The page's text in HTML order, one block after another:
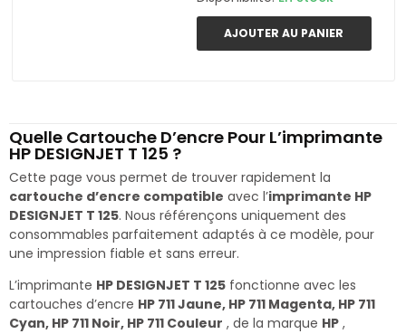
AJOUTER AU PANIER
Quelle Cartouche D’encre Pour L’imprimante
HP DESIGNJET T 125 ?
Cette page vous permet de trouver rapidement la
cartouche d’encre compatible avec l’imprimante HP
DESIGNJET T 125. Nous référençons uniquement des
consommables parfaitement adaptés à ce modèle, pour
une impression fiable et sans erreur.
L’imprimante HP DESIGNJET T 125 fonctionne avec les
cartouches d’encre HP 711 Jaune, HP 711 Magenta, HP 711
Cyan, HP 711 Noir, HP 711 Couleur , de la marque HP ,